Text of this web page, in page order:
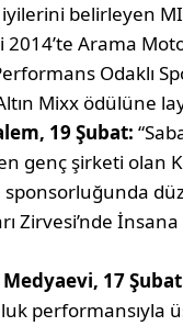
belirleyen
Arama
Odaklı
Mixx ödülüne
19 Şubat:
genç şirketi olan
sponsorluğunda
Zirvesi’nde İnsana
17
performansıyla